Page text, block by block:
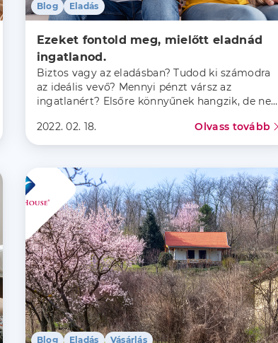
Blog Eladás
Ezeket fontold meg, mielőtt eladnád
ingatlanod.
Biztos vagy az eladásban? Tudod ki számodra
az ideális vevő? Mennyi pénzt vársz az
ingatlanért? Elsőre könnyűnek hangzik, de nem
2022. 02. 18.
Olvass tovább
Blog Eladás Vásárlás